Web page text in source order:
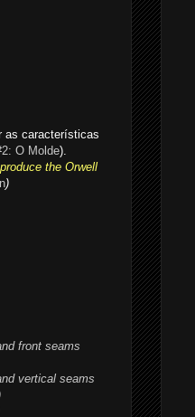
as características
O Molde).
the Orwell
)
front seams
vertical seams